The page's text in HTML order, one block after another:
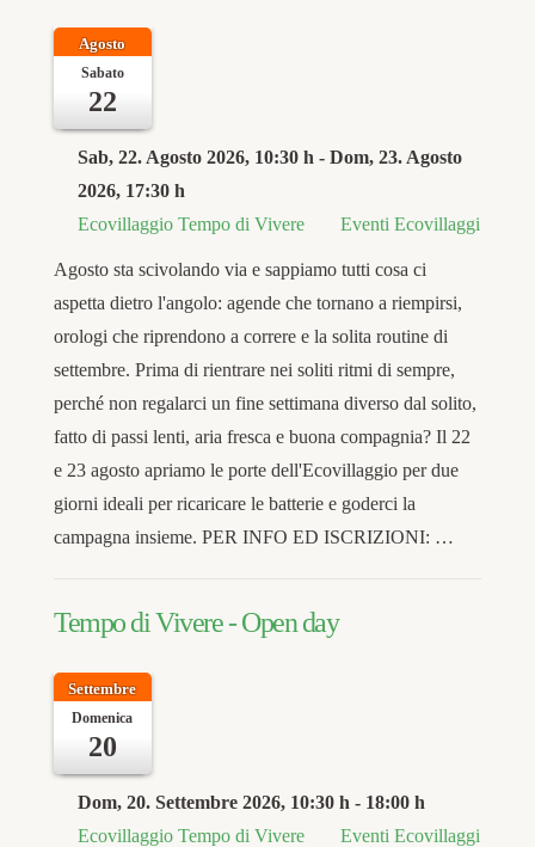
Agosto
Sabato
22
Sab, 22. Agosto 2026, 10:30 h - Dom, 23. Agosto
2026, 17:30 h
Ecovillaggio Tempo di Vivere
Eventi Ecovillaggi
Agosto sta scivolando via e sappiamo tutti cosa ci
aspetta dietro l'angolo: agende che tornano a riempirsi,
orologi che riprendono a correre e la solita routine di
settembre. Prima di rientrare nei soliti ritmi di sempre,
perché non regalarci un fine settimana diverso dal solito,
fatto di passi lenti, aria fresca e buona compagnia? Il 22
e 23 agosto apriamo le porte dell'Ecovillaggio per due
giorni ideali per ricaricare le batterie e goderci la
campagna insieme. PER INFO ED ISCRIZIONI: …
Tempo di Vivere - Open day
Settembre
Domenica
20
Dom, 20. Settembre 2026, 10:30 h - 18:00 h
Ecovillaggio Tempo di Vivere
Eventi Ecovillaggi